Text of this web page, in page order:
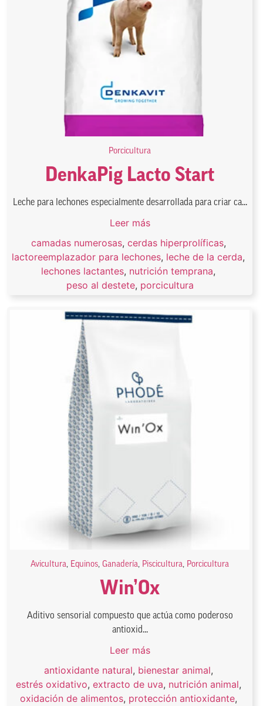
Porcicultura
DenkaPig Lacto Start
Leche para lechones especialmente desarrollada para criar ca...
Leer más
camadas numerosas, cerdas hiperprolíficas,
lactoreemplazador para lechones, leche de la cerda,
lechones lactantes, nutrición temprana,
peso al destete, porcicultura
Avicultura, Equinos, Ganadería, Piscicultura, Porcicultura
Win’Ox
Aditivo sensorial compuesto que actúa como poderoso
antioxid...
Leer más
antioxidante natural, bienestar animal,
estrés oxidativo, extracto de uva, nutrición animal,
oxidación de alimentos, protección antioxidante,